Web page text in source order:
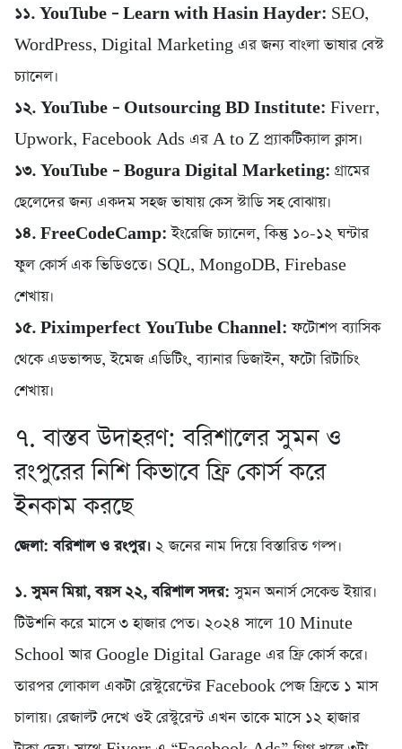
১১. YouTube – Learn with Hasin Hayder: SEO,
WordPress, Digital Marketing এর জন্য বাংলা ভাষার বেস্ট
চ্যানেল।
১২. YouTube – Outsourcing BD Institute: Fiverr,
Upwork, Facebook Ads এর A to Z প্র্যাকটিক্যাল ক্লাস।
১৩. YouTube – Bogura Digital Marketing: গ্রামের
ছেলেদের জন্য একদম সহজ ভাষায় কেস স্টাডি সহ বোঝায়।
১৪. FreeCodeCamp: ইংরেজি চ্যানেল, কিন্তু ১০-১২ ঘন্টার
ফুল কোর্স এক ভিডিওতে। SQL, MongoDB, Firebase
শেখায়।
১৫. Piximperfect YouTube Channel: ফটোশপ ব্যাসিক
থেকে এডভান্সড, ইমেজ এডিটিং, ব্যানার ডিজাইন, ফটো রিটাচিং
শেখায়।
৭. বাস্তব উদাহরণ: বরিশালের সুমন ও
রংপুরের নিশি কিভাবে ফ্রি কোর্স করে
ইনকাম করছে
জেলা: বরিশাল ও রংপুর। ২ জনের নাম দিয়ে বিস্তারিত গল্প।
১. সুমন মিয়া, বয়স ২২, বরিশাল সদর: সুমন অনার্স সেকেন্ড ইয়ার।
টিউশনি করে মাসে ৩ হাজার পেত। ২০২৪ সালে 10 Minute
School আর Google Digital Garage এর ফ্রি কোর্স করে।
তারপর লোকাল একটা রেস্টুরেন্টের Facebook পেজ ফ্রিতে ১ মাস
চালায়। রেজাল্ট দেখে ওই রেস্টুরেন্ট এখন তাকে মাসে ১২ হাজার